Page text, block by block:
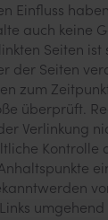
Einfluss
auch keine
Seiten
der Seiten
zum
überprüft.
Verlinkung
Kontrolle
umgehend